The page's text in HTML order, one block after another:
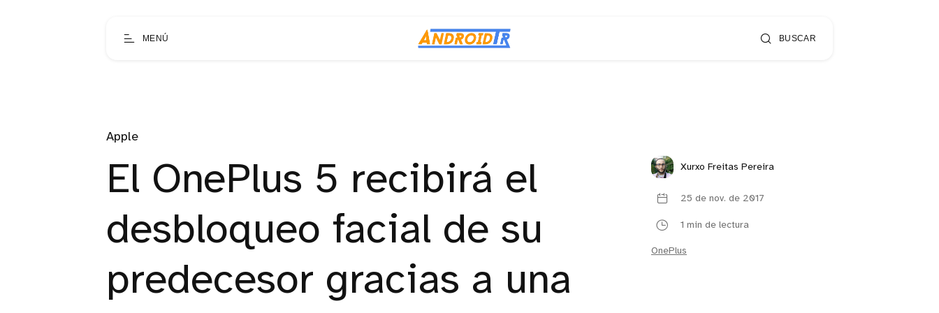
MENÚ BUSCAR
Apple
El OnePlus 5 recibirá el
desbloqueo facial de su
predecesor gracias a una
Xurxo Freitas Pereira
25 de nov. de 2017
1 min de lectura
OnePlus